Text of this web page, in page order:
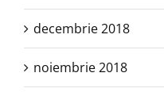
decembrie 2018
noiembrie 2018